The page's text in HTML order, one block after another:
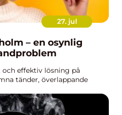
27. jul
– en osynlig
effektiv lösning på
tänder, överlappande